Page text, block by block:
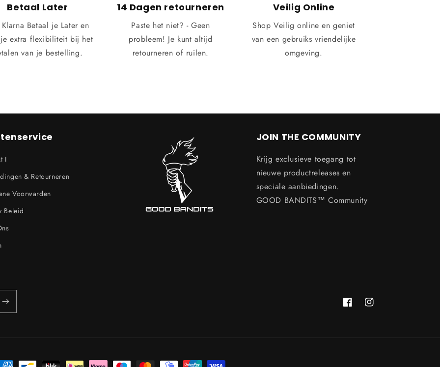
Betaal Later
Betaal je Later en
extra flexibiliteit bij het
van je bestelling.
14 Dagen retourneren
Paste het niet? - Geen
probleem! Je kunt altijd
retourneren of ruilen.
Veilig Online
Shop Veilig online en geniet
van een gebruiks vriendelijke
omgeving.
I
& Retourneren
Voorwarden
Beleid
JOIN THE COMMUNITY
Krijg exclusieve toegang tot
nieuwe productreleases en
speciale aanbiedingen.
GOOD BANDITS™ Community
FacebookInstagram